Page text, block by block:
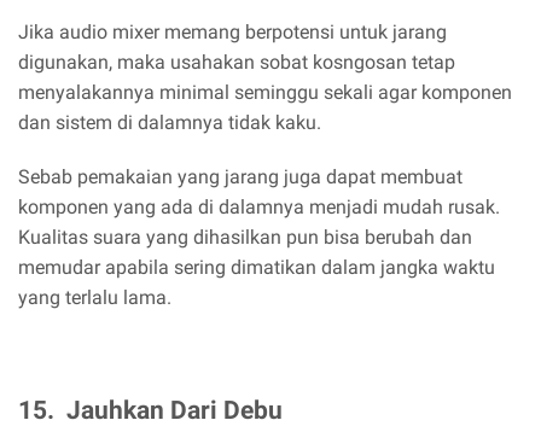
Jika audio mixer memang berpotensi untuk jarang
digunakan, maka usahakan sobat kosngosan tetap
menyalakannya minimal seminggu sekali agar komponen
dan sistem di dalamnya tidak kaku.
Sebab pemakaian yang jarang juga dapat membuat
komponen yang ada di dalamnya menjadi mudah rusak.
Kualitas suara yang dihasilkan pun bisa berubah dan
memudar apabila sering dimatikan dalam jangka waktu
yang terlalu lama.
15. Jauhkan Dari Debu